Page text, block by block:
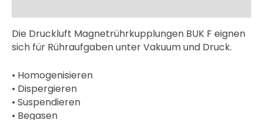
Die Druckluft Magnetrührkupplungen BUK F eignen
sich für Rühraufgaben unter Vakuum und Druck.
• Homogenisieren
• Dispergieren
• Suspendieren
• Begasen